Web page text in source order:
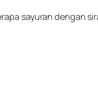
sayuran dengan